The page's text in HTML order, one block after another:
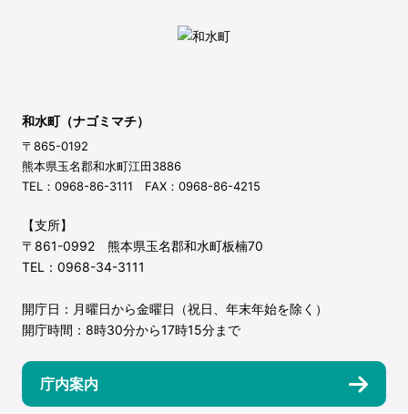
和水町（ナゴミマチ）
〒865-0192
熊本県玉名郡和水町江田3886
TEL：0968-86-3111 FAX：0968-86-4215
【支所】
〒861-0992 熊本県玉名郡和水町板楠70
TEL：0968-34-3111
開庁日：月曜日から金曜日（祝日、年末年始を除く）
開庁時間：8時30分から17時15分まで
庁内案内